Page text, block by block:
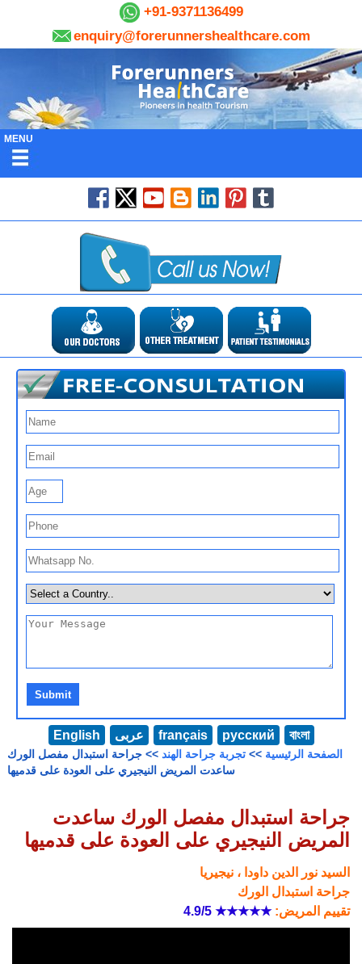
+91-9371136499
enquiry@forerunnershealthcare.com
MENU
English عربى français русский বাংলা
الصفحة الرئيسية >> تجربة جراحة الهند >> جراحة استبدال مفصل الورك
ساعدت المريض النيجيري على العودة على قدميها
جراحة استبدال مفصل الورك ساعدت
المريض النيجيري على العودة على قدميها
السيد نور الدين داودا ، نيجيريا
جراحة استبدال الورك
تقييم المريض:★★★★★
4.9/5